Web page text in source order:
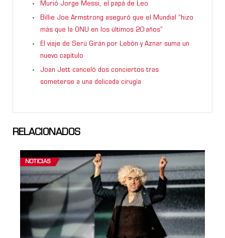
Murió Jorge Messi, el papá de Leo
Billie Joe Armstrong aseguró que el Mundial “hizo
más que la ONU en los últimos 20 años”
El viaje de Serú Girán por Lebón y Aznar suma un
nuevo capítulo
Joan Jett canceló dos conciertos tras
someterse a una delicada cirugía
RELACIONADOS
NOTICIAS